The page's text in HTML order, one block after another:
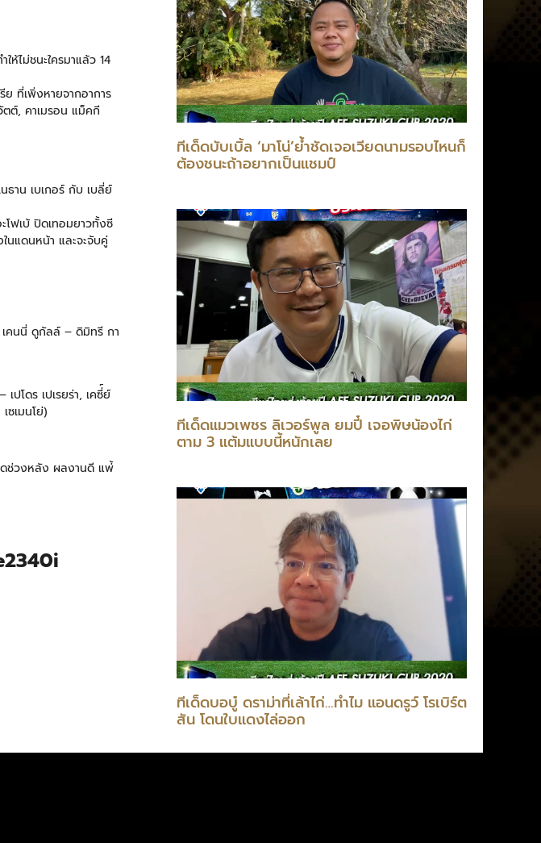
ห้ไม่ชนะใครมาแล้ว 14
ที่เพิ่งหายจากอาการ
ตต์, คาเมรอน แม็คกี
ธาน เบเกอร์ กับ เบลี่ย์
ฟเบ้ ปิดเทอมยาวทั้งซี
นแดนหน้า และจะจับคู่
คนนี่ ดูกัลล์ – ดิมิทรี กา
โดร เปเรยร่า, เคซี่์ย์
ซเมนโย่)
ดช่วงหลัง ผลงานดี แพ่้
ทีเด็ดบับเบิ้ล ‘มาโน่’ย้ำชัดเจอเวียดนามรอบไหนก็
ต้องชนะถ้าอยากเป็นแชมป์
ทีเด็ดแมวเพชร ลิเวอร์พูล ยมปี๋ เจอพิษน้องไก่
ตาม 3 แต้มแบบนี้หนักเลย
ทีเด็ดบอบู๋ ดราม่าที่เล้าไก่…ทำไม แอนดรูว์ โรเบิร์ต
สัน โดนใบแดงไล่ออก